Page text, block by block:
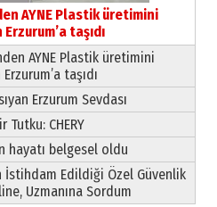
Erzurum’a
daha!
AYNE Plastik üretimini
taşıdı
AYNE Plastik üretimini
taşıdı
Erzurum Sevdası
Tutku: CHERY
hayatı belgesel oldu
İstihdam Edildiği Özel Güvenlik
Uzmanına Sordum